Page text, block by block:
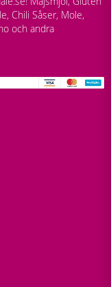
Chili Såser, Mole,
och andra